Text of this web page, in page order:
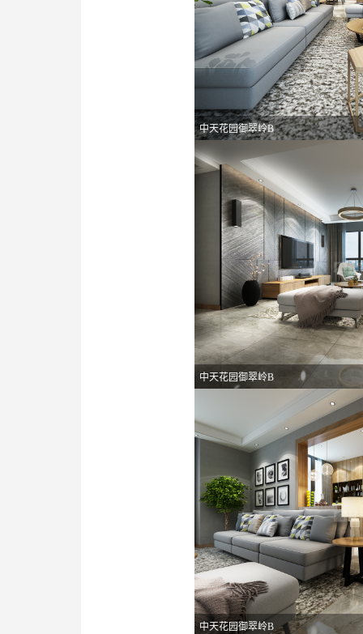
中天花园御翠岭B
中天花园御翠岭B
中天花园御翠岭B